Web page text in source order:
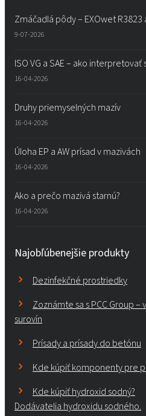
Zmáčadlá pôdy – EXOwet R3823
9-07-2026
ISO VG a SAE – ako interpretovať
16-04-2026
Druhy priemyselných mazív
16-04-2026
Úloha EP a AW prísad v mazivách
16-04-2026
Ako a prečo mazivá starnú?
16-04-2026
Najobľúbenejšie produkty
Dezinfekčné prostriedky
Zoznámte sa s PCC Group
surovín
Prísady a prísady do betónu
Kde kúpiť komponenty pre
Kde kúpiť hydroxid sodný?
Dodávatelia hydroxidu sodného.